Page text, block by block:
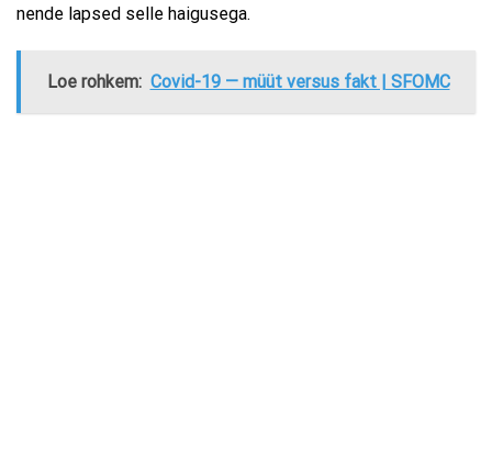
nende lapsed selle haigusega.
Loe rohkem: Covid-19 — müüt versus fakt | SFOMC